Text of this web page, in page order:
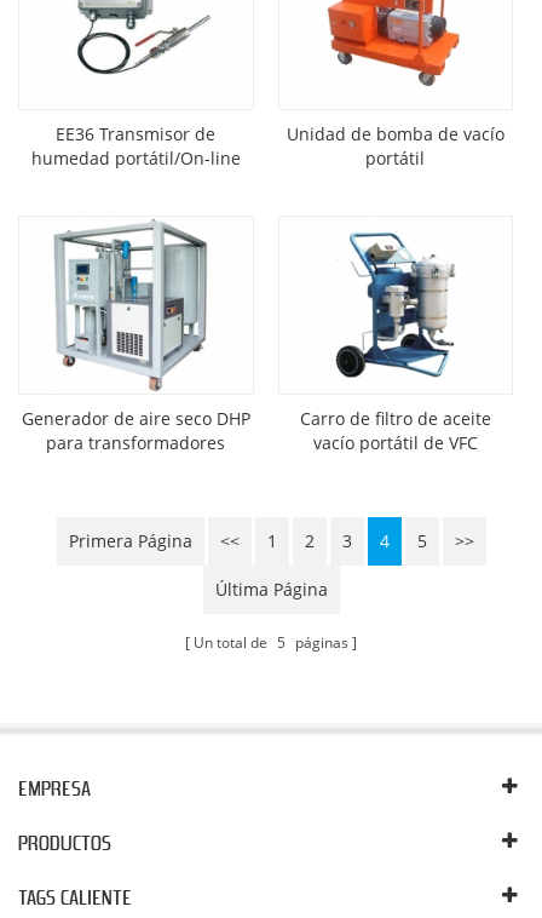
EE36 Transmisor de
humedad portátil/On-line
Unidad de bomba de vacío
portátil
Generador de aire seco DHP
para transformadores
Carro de filtro de aceite
vacío portátil de VFC
Primera Página << 1 2 3 4 5 >>
Última Página
Un total de 5 páginas
EMPRESA
PRODUCTOS
TAGS CALIENTE